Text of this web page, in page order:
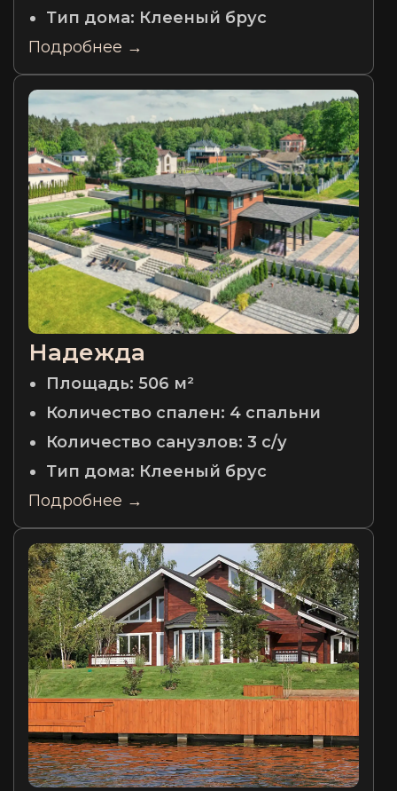
Тип дома: Клееный брус
Подробнее →
Надежда
Площадь: 506 м²
Количество спален: 4 спальни
Количество санузлов: 3 с/у
Тип дома: Клееный брус
Подробнее →